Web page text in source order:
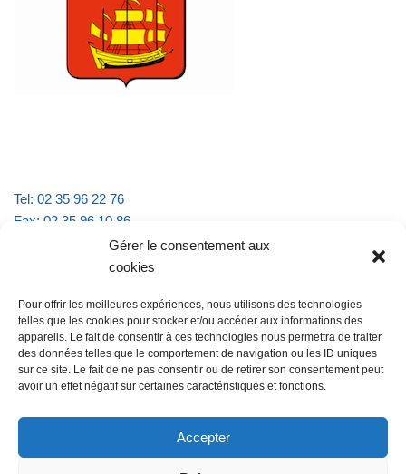
Gérer le consentement aux
cookies
Pour offrir les meilleures expériences, nous utilisons des technologies
telles que les cookies pour stocker et/ou accéder aux informations des
appareils. Le fait de consentir à ces technologies nous permettra de traiter
des données telles que le comportement de navigation ou les ID uniques
sur ce site. Le fait de ne pas consentir ou de retirer son consentement peut
avoir un effet négatif sur certaines caractéristiques et fonctions.
Accepter
Tel: 02 35 96 22 76
Fax: 02 35 96 10 86
Email : mairie.vattevillelarue@wanadoo.fr
lundi et jeudi de 9h à 11h30
mardi et vendredi de 16h à 18h30